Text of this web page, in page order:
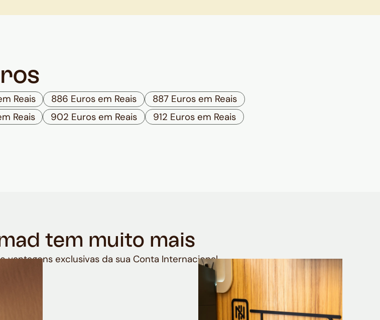
Reais 886 Euros em Reais
887 Euros em Reais
Reais 902 Euros em Reais
912 Euros em Reais
tem muito mais
vantagens exclusivas da sua Conta Internacional